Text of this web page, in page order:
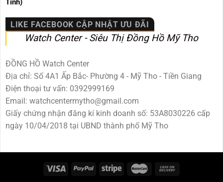
Tỉnh)
LIKE FACEBOOK CẬP NHẬT ƯU ĐÃI
Watch Center - Siêu Thị Đồng Hồ Mỹ Tho
ĐỒNG HỒ Watch Center
Địa chỉ: Số 4A1 Ấp Bắc- Phường 4 - Mỹ Tho - Tiền Giang
Điện thoại tư vấn: 0392999169
Email: watchcentermytho@gmail.com
Giấy chứng nhận đăng kí kinh doanh số: 53A8030226 cấp
ngày 10/04/2018 tại UBND thành phố Mỹ Tho